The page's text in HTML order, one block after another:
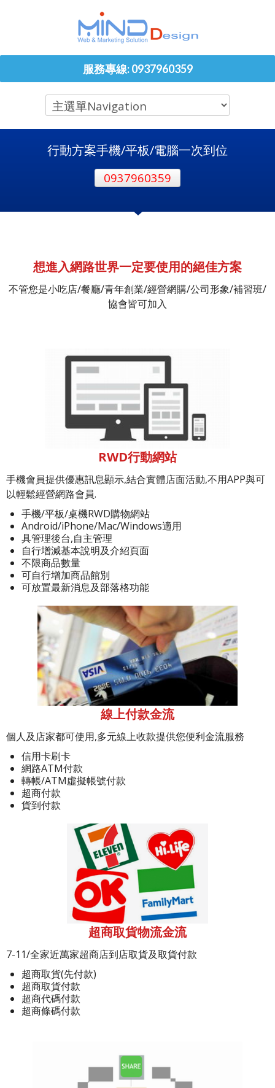
服務專線: 0937960359
行動方案手機/平板/電腦一次到位
0937960359
想進入網路世界一定要使用的絕佳方案
不管您是小吃店/餐廳/青年創業/經營網購/公司形象/補習班/
協會皆可加入
RWD行動網站
手機會員提供優惠訊息顯示,結合實體店面活動,不用APP與可
以輕鬆經營網路會員.
手機/平板/桌機RWD購物網站
Android/iPhone/Mac/Windows適用
具管理後台,自主管理
自行增減基本說明及介紹頁面
不限商品數量
可自行增加商品館別
可放置最新消息及部落格功能
線上付款金流
個人及店家都可使用,多元線上收款提供您便利金流服務
信用卡刷卡
網路ATM付款
轉帳/ATM虛擬帳號付款
超商付款
貨到付款
超商取貨物流金流
7-11/全家近萬家超商店到店取貨及取貨付款
超商取貨(先付款)
超商取貨付款
超商代碼付款
超商條碼付款